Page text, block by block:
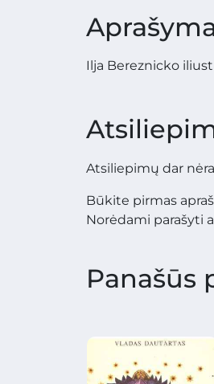
Ilja Bereznicko
Atsiliepimų dar
Būkite pirmas
Norėdami parašyti
Panašūs